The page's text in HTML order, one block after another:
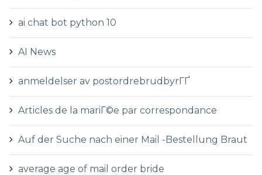
ai chat bot python 10
AI News
anmeldelser av postordrebrudbyrГҐ
Articles de la mariГ©e par correspondance
Auf der Suche nach einer Mail -Bestellung Braut
average age of mail order bride